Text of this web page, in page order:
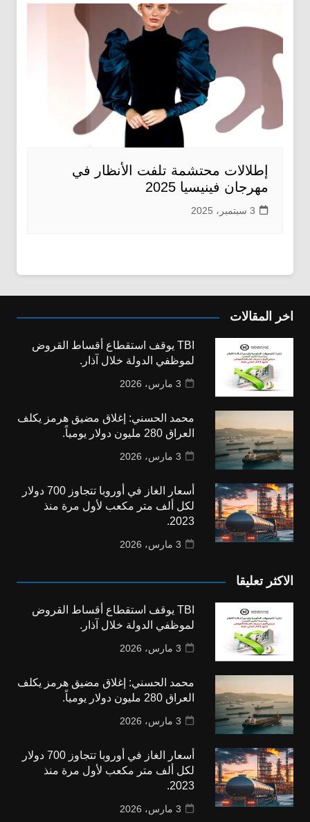
إطلالات محتشمة تلفت الأنظار في
مهرجان فينيسيا 2025
3 سبتمبر، 2025
اخر المقالات
TBI يوقف استقطاع أقساط القروض
لموظفي الدولة خلال آذار.
3 مارس، 2026
محمد الحسني: إغلاق مضيق هرمز يكلف
العراق 280 مليون دولار يومياً.
3 مارس، 2026
أسعار الغاز في أوروبا تتجاوز 700 دولار
لكل ألف متر مكعب لأول مرة منذ
2023.
3 مارس، 2026
الاكثر تعليقا
TBI يوقف استقطاع أقساط القروض
لموظفي الدولة خلال آذار.
3 مارس، 2026
محمد الحسني: إغلاق مضيق هرمز يكلف
العراق 280 مليون دولار يومياً.
3 مارس، 2026
أسعار الغاز في أوروبا تتجاوز 700 دولار
لكل ألف متر مكعب لأول مرة منذ
2023.
3 مارس، 2026